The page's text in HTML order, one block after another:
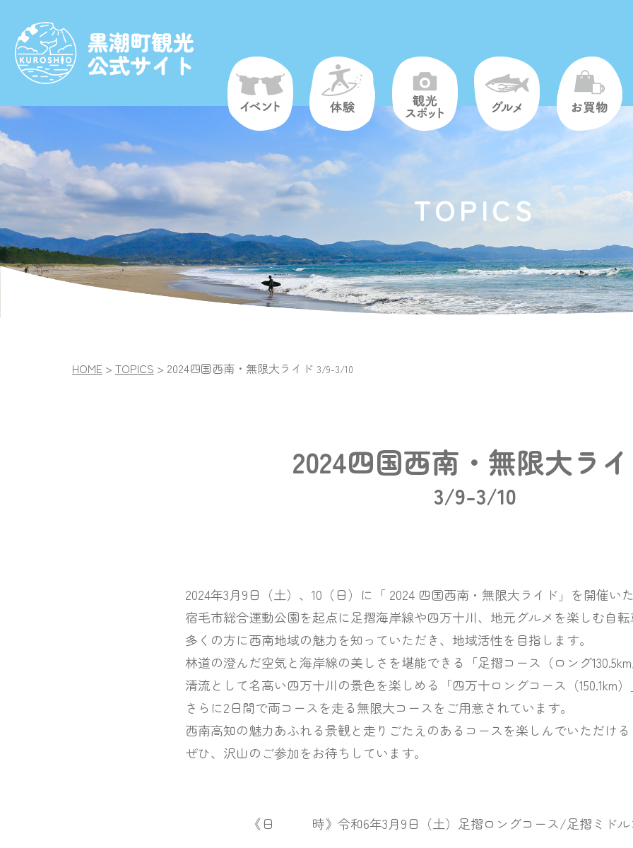
TOPICS
HOME > TOPICS > 2024四国西南・無限大ライド 3/9-3/10
2024四国西南・無限大ラ
3/9-3/10
2024年3月9日（土）、10（日）に「 2024 四国西南・無限大ライド」を開催い
宿毛市総合運動公園を起点に足摺海岸線や四万十川、地元グルメを楽しむ自転
多くの方に西南地域の魅力を知っていただき、地域活性を目指します。
林道の澄んだ空気と海岸線の美しさを堪能できる「足摺コース（ロング130.5km/
清流として名高い四万十川の景色を楽しめる「四万十ロングコース（150.1km）
さらに2日間で両コースを走る無限大コースをご用意されています。
西南高知の魅力あふれる景観と走りごたえのあるコースを楽しんでいただける
ぜひ、沢山のご参加をお待ちしています。
《日 時》令和6年3月9日（土）足摺ロングコース/足摺ミドルコ